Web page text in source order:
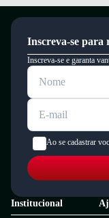
Inscreva-se para
Inscreva-se e garanta
Ao se cadastrar
Institucional